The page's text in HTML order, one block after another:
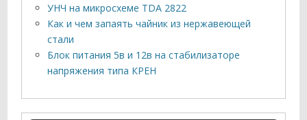
УНЧ на микросхеме TDA 2822
Как и чем запаять чайник из нержавеющей
стали
Блок питания 5в и 12в на стабилизаторе
напряжения типа КРЕН